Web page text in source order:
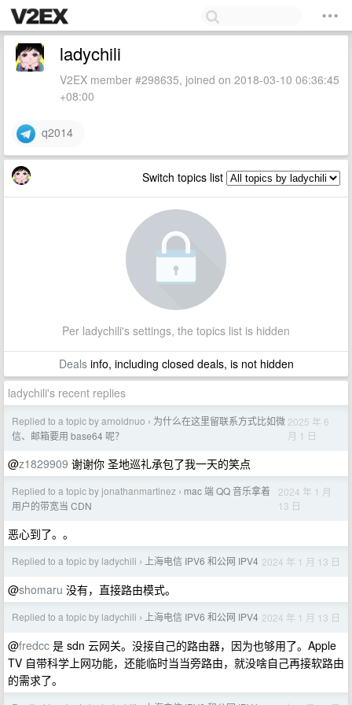
ladychili
V2EX member #298635, joined on 2018-03-10 06:36:45
+08:00
q2014
Switch topics list
Per ladychili's settings, the topics list is hidden
Dealsinfo, including closed deals, is not hidden
ladychili's recent replies
Replied to a topic by arnoldnuo › 为什么在这里留联系方式比如微
信、邮箱要用 base64 呢？
2025 年 6
月 1 日
@z1829909 谢谢你 圣地巡礼承包了我一天的笑点
Replied to a topic by jonathanmartinez › mac 端 QQ 音乐拿着
用户的带宽当 CDN
2024 年 1 月
13 日
恶心到了。。
Replied to a topic by ladychili › 上海电信 IPV6 和公网 IPV4 2024 年 1 月 13 日
@shomaru 没有，直接路由模式。
Replied to a topic by ladychili › 上海电信 IPV6 和公网 IPV4 2024 年 1 月 13 日
@fredcc 是 sdn 云网关。没接自己的路由器，因为也够用了。Apple
TV 自带科学上网功能，还能临时当当旁路由，就没啥自己再接软路由
的需求了。